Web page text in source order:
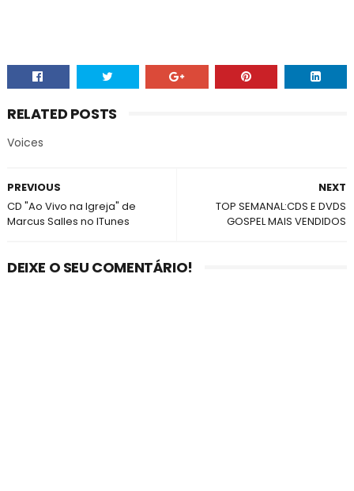
RELATED POSTS
Voices
NEXT
TOP SEMANAL:CDS E DVDS
GOSPEL MAIS VENDIDOS
PREVIOUS
CD "Ao Vivo na Igreja" de
Marcus Salles no ITunes
DEIXE O SEU COMENTÁRIO!